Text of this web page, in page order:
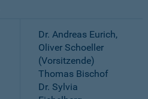
Dr. Andreas Eurich,
Oliver Schoeller
(Vorsitzende)
Thomas Bischof
Dr. Sylvia